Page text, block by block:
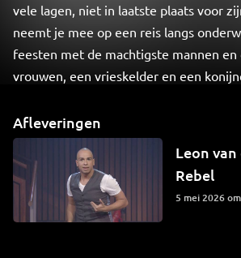
vele lagen, niet in laatste plaats voor
neemt je mee op een reis langs
feesten met de machtigste mannen en
vrouwen, een vrieskelder en een
Afleveringen
Leon
Rebel
5 mei 2026